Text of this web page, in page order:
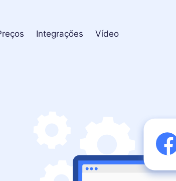
Integrações Vídeo